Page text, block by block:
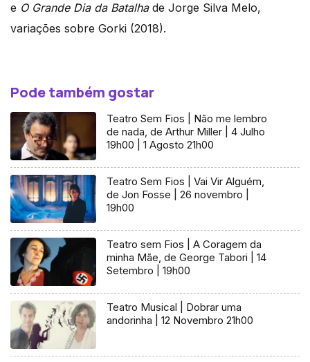
e O Grande Dia da Batalhade Jorge Silva Melo,
variações sobre Gorki (2018).
Pode também gostar
Teatro Sem Fios | Não me lembro
de nada, de Arthur Miller | 4 Julho
19h00 | 1 Agosto 21h00
Teatro Sem Fios | Vai Vir Alguém,
de Jon Fosse | 26 novembro |
19h00
Teatro sem Fios | A Coragem da
minha Mãe, de George Tabori | 14
Setembro | 19h00
Teatro Musical | Dobrar uma
andorinha | 12 Novembro 21h00